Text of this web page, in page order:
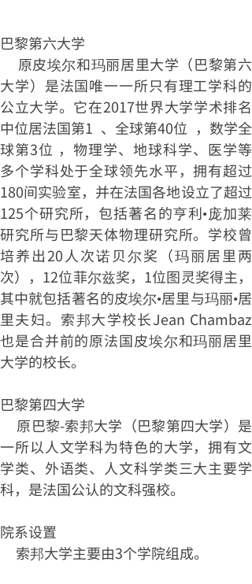
巴黎第六大学
原皮埃尔和玛丽居里大学（巴黎第六
大学）是法国唯一一所只有理工学科的
公立大学。它在2017世界大学学术排名
中位居法国第1 、全球第40位 ，数学全
球第3位 ，物理学、地球科学、医学等
多个学科处于全球领先水平，拥有超过
180间实验室，并在法国各地设立了超过
125个研究所，包括著名的亨利•庞加莱
研究所与巴黎天体物理研究所。学校曾
培养出20人次诺贝尔奖（玛丽居里两
次），12位菲尔兹奖，1位图灵奖得主，
其中就包括著名的皮埃尔•居里与玛丽•居
里夫妇。索邦大学校长Jean Chambaz
也是合并前的原法国皮埃尔和玛丽居里
大学的校长。
巴黎第四大学
原巴黎-索邦大学（巴黎第四大学）是
一所以人文学科为特色的大学，拥有文
学类、外语类、人文科学类三大主要学
科，是法国公认的文科强校。
院系设置
索邦大学主要由3个学院组成。